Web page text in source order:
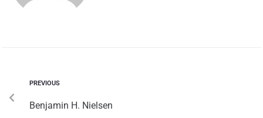
PREVIOUS
Benjamin H. Nielsen